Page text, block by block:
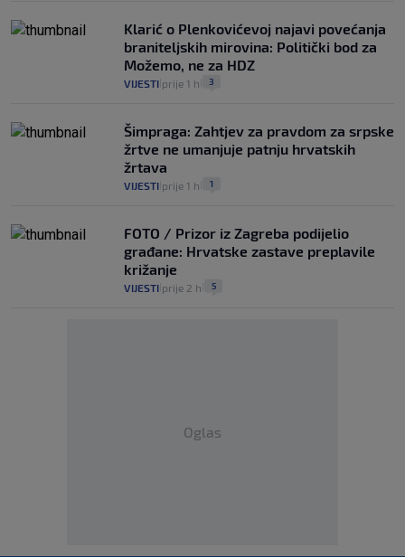
Klarić o Plenkovićevoj najavi povećanja
braniteljskih mirovina: Politički bod za
Možemo, ne za HDZ
VIJESTI prije 1 h 3
Šimpraga: Zahtjev za pravdom za srpske
žrtve ne umanjuje patnju hrvatskih
žrtava
VIJESTI prije 1 h 1
FOTO / Prizor iz Zagreba podijelio
građane: Hrvatske zastave preplavile
križanje
VIJESTI prije 2 h 5
Oglas